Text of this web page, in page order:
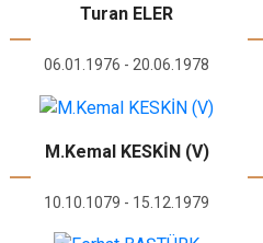
Turan ELER
06.01.1976 - 20.06.1978
M.Kemal KESKİN (V)
10.10.1079 - 15.12.1979